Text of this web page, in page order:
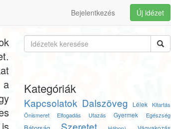
Új idézet
Bejelentkezés
a
Kategóriák
Kapcsolatok Dalszöveg Lélek Kitartás
Önismeret
Elfogadás Utazás Gyermek Egészség
Szeretet